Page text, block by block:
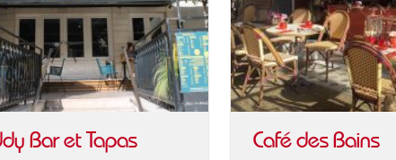
Bar et Tapas Café des Bains